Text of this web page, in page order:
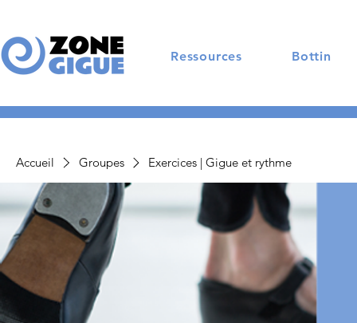
Ressources Bottin
Accueil Groupes Exercices | Gigue et rythme